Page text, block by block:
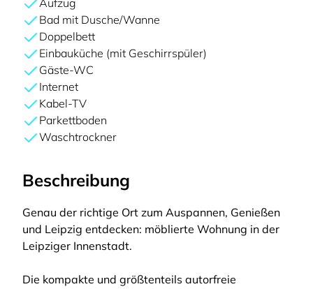
Aufzug
Bad mit Dusche/Wanne
Doppelbett
Einbauküche (mit Geschirrspüler)
Gäste-WC
Internet
Kabel-TV
Parkettboden
Waschtrockner
Beschreibung
Genau der richtige Ort zum Auspannen, Genießen
und Leipzig entdecken: möblierte Wohnung in der
Leipziger Innenstadt.
Die kompakte und größtenteils autorfreie